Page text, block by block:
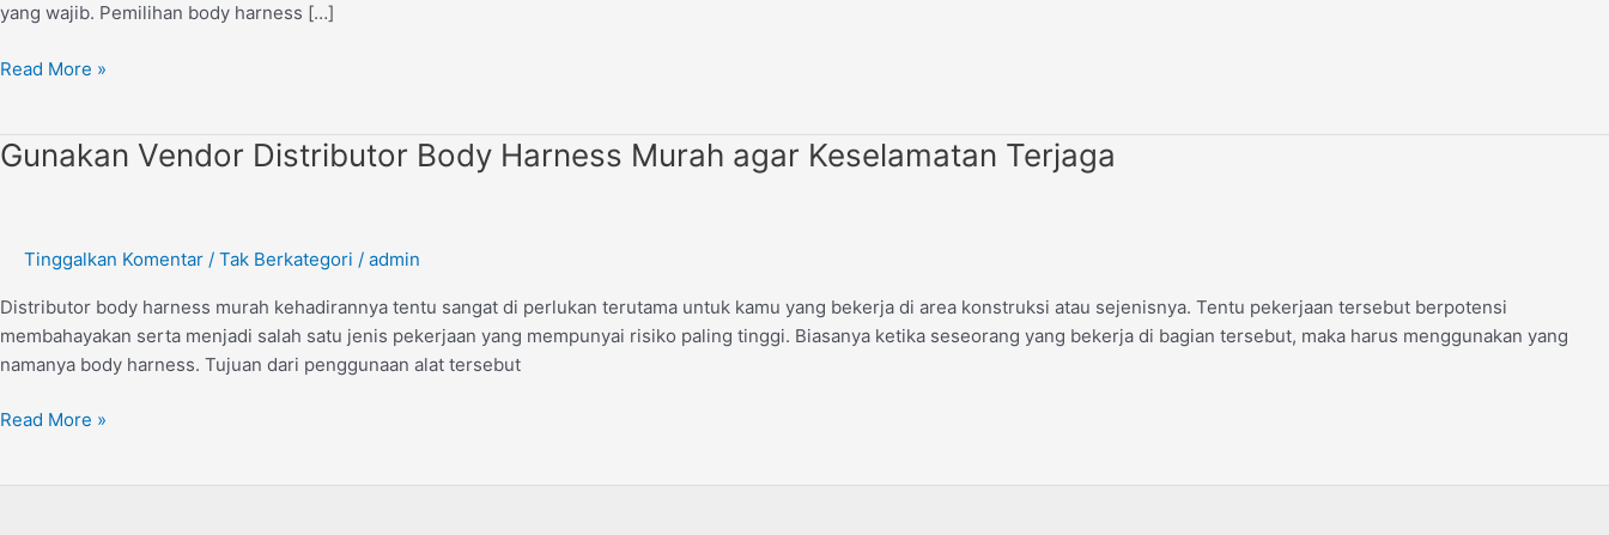
yang wajib. Pemilihan body harness […]
Read More »
Gunakan Vendor Distributor Body Harness Murah agar Keselamatan Terjaga
Tinggalkan Komentar / Tak Berkategori / admin
Distributor body harness murah kehadirannya tentu sangat di perlukan terutama untuk kamu yang bekerja di area konstruksi atau sejenisnya. Tentu pekerjaan tersebut berpotensi
membahayakan serta menjadi salah satu jenis pekerjaan yang mempunyai risiko paling tinggi. Biasanya ketika seseorang yang bekerja di bagian tersebut, maka harus menggunakan yang
namanya body harness. Tujuan dari penggunaan alat tersebut
Gunakan
Harness
agar
Keselamatan
Terjaga
Read More »